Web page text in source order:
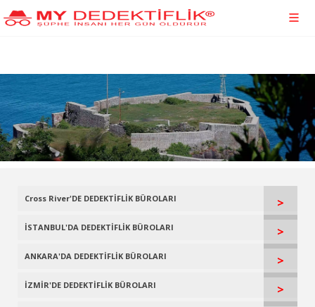
Cross River'DE DEDEKTİFLİK BÜROLARI >
İSTANBUL'DA DEDEKTİFLİK BÜROLARI >
ANKARA'DA DEDEKTİFLİK BÜROLARI >
İZMİR'DE DEDEKTİFLİK BÜROLARI >